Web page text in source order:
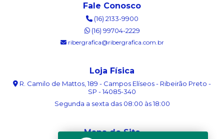
Fale Conosco
(16) 2133-9900
(16) 99704-2229
ribergrafica@ribergrafica.com.br
Loja Física
R. Camilo de Mattos, 189 - Campos Elíseos - Ribeirão Preto -
SP - 14085-340
Segunda a sexta das 08:00 às 18:00
Mapa do Site